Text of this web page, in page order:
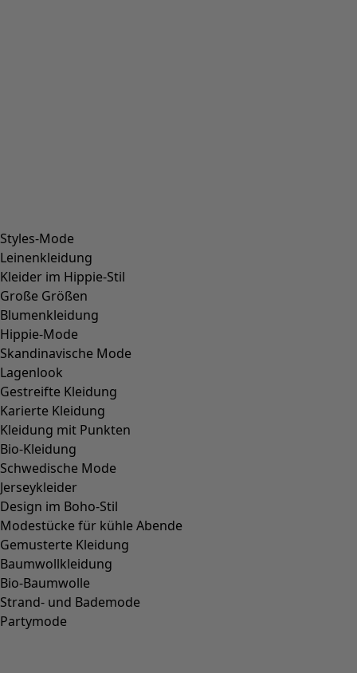
Styles-Mode
Leinenkleidung
Kleider im Hippie-Stil
Große Größen
Blumenkleidung
Hippie-Mode
Skandinavische Mode
Lagenlook
Gestreifte Kleidung
Karierte Kleidung
Kleidung mit Punkten
Bio-Kleidung
Schwedische Mode
Jerseykleider
Design im Boho-Stil
Modestücke für kühle Abende
Gemusterte Kleidung
Baumwollkleidung
Bio-Baumwolle
Strand- und Bademode
Partymode